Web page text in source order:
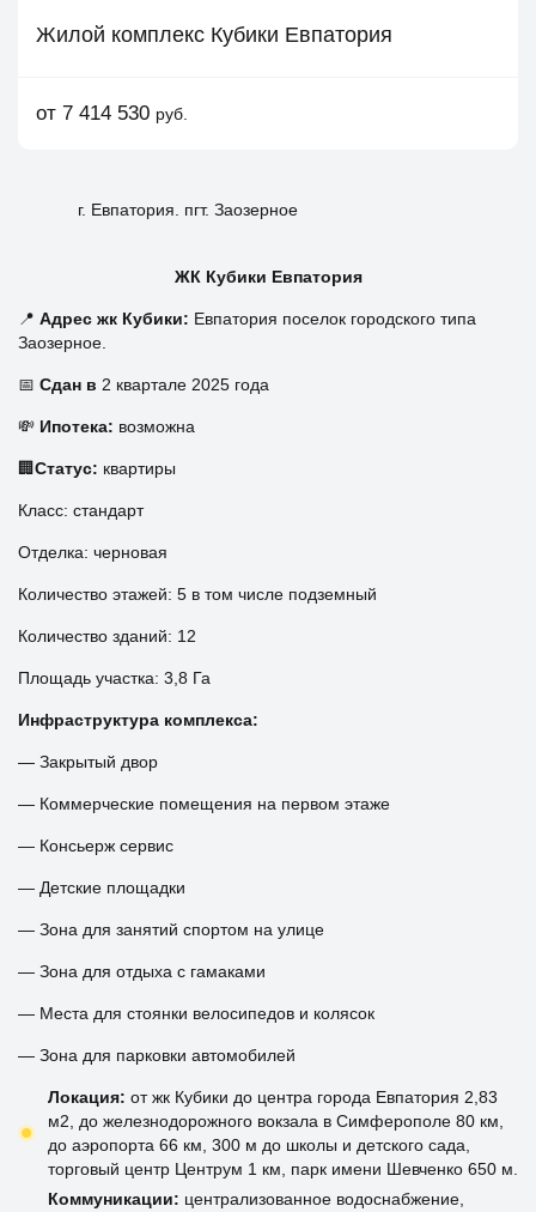
Жилой комплекс Кубики Евпатория
от 7 414 530 руб.
г. Евпатория. пгт. Заозерное
ЖК Кубики Евпатория
📍 Адрес жк Кубики: Евпатория поселок городского типа
Заозерное.
📅 Сдан в 2 квартале 2025 года
💸 Ипотека: возможна
🏢Статус: квартиры
Класс: стандарт
Отделка: черновая
Количество этажей: 5 в том числе подземный
Количество зданий: 12
Площадь участка: 3,8 Га
Инфраструктура комплекса:
— Закрытый двор
— Коммерческие помещения на первом этаже
— Консьерж сервис
— Детские площадки
— Зона для занятий спортом на улице
— Зона для отдыха с гамаками
— Места для стоянки велосипедов и колясок
— Зона для парковки автомобилей
Локация: от жк Кубики до центра города Евпатория 2,83
м2, до железнодорожного вокзала в Симферополе 80 км,
до аэропорта 66 км, 300 м до школы и детского сада,
торговый центр Центрум 1 км, парк имени Шевченко 650 м.
Коммуникации: централизованное водоснабжение,